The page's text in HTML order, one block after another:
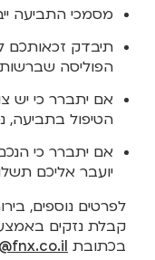
מסמכי התביעה
תיבדק זכאותכם
הפוליסה
אם יתברר כי יש
הטיפול בתביעה,
אם יתברר כי
יועבר אליכם
לפרטים נוספים,
קבלת נזקים
בכתובת